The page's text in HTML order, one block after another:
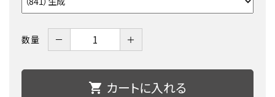
数量 － ＋
shopping_cart カートに入れる